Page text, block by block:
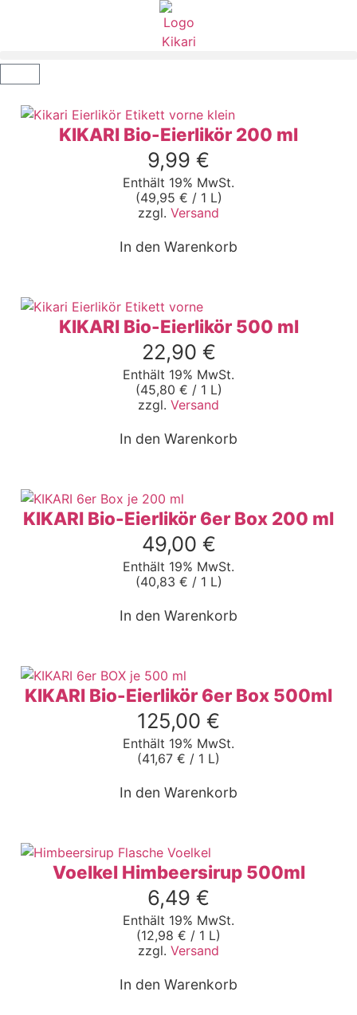
KIKARI Bio-Eierlikör 200 ml
9,99 €
Enthält 19% MwSt.
(49,95 € / 1 L)
zzgl. Versand
In den Warenkorb
KIKARI Bio-Eierlikör 500 ml
22,90 €
Enthält 19% MwSt.
(45,80 € / 1 L)
zzgl. Versand
In den Warenkorb
KIKARI Bio-Eierlikör 6er Box 200 ml
49,00 €
Enthält 19% MwSt.
(40,83 € / 1 L)
In den Warenkorb
KIKARI Bio-Eierlikör 6er Box 500ml
125,00 €
Enthält 19% MwSt.
(41,67 € / 1 L)
In den Warenkorb
Voelkel Himbeersirup 500ml
6,49 €
Enthält 19% MwSt.
(12,98 € / 1 L)
zzgl. Versand
In den Warenkorb